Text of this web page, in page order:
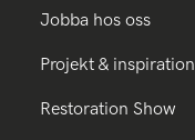
Jobba hos oss
Projekt & inspiration
Restoration Show